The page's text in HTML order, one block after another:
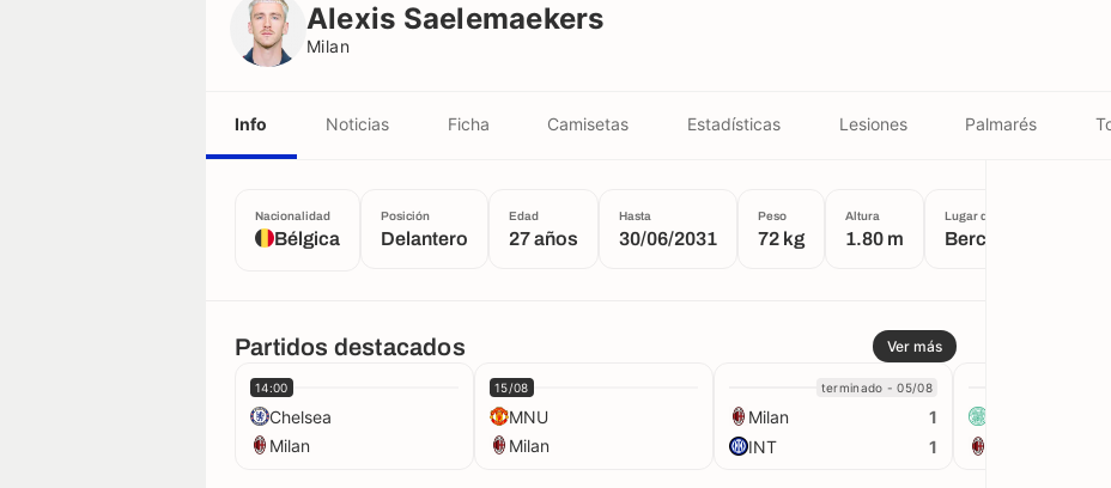
Alexis Saelemaekers
Milan
Info Noticias Ficha Camisetas Estadísticas Lesiones Palmarés
Nacionalidad
Bélgica
Posición
Delantero
Edad
27 años
Hasta
30/06/2031
Peso
72 kg
Altura
1.80 m
Lugar de nacimiento
Berchem-Sainte-
Partidos destacados Ver más
14:00
Chelsea
Milan
15/08
MNU
Milan
terminado - 05/08
Milan
1
INT
1